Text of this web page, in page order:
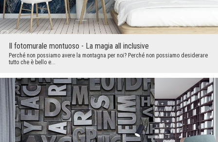
Il fotomurale montuoso - La magia all inclusive
Perché non possiamo avere la montagna per noi? Perché non possiamo desiderare
tutto che è bello e...